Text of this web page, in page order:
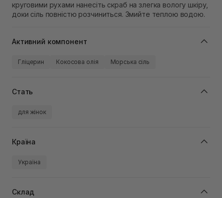
круговими рухами нанесіть скраб на злегка вологу шкіру,
доки сіль повністю розчиниться. Змийте теплою водою.
Активний компонент
Гліцерин Кокосова олія Морська сіль
Стать
для жінок
Країна
Україна
Склад